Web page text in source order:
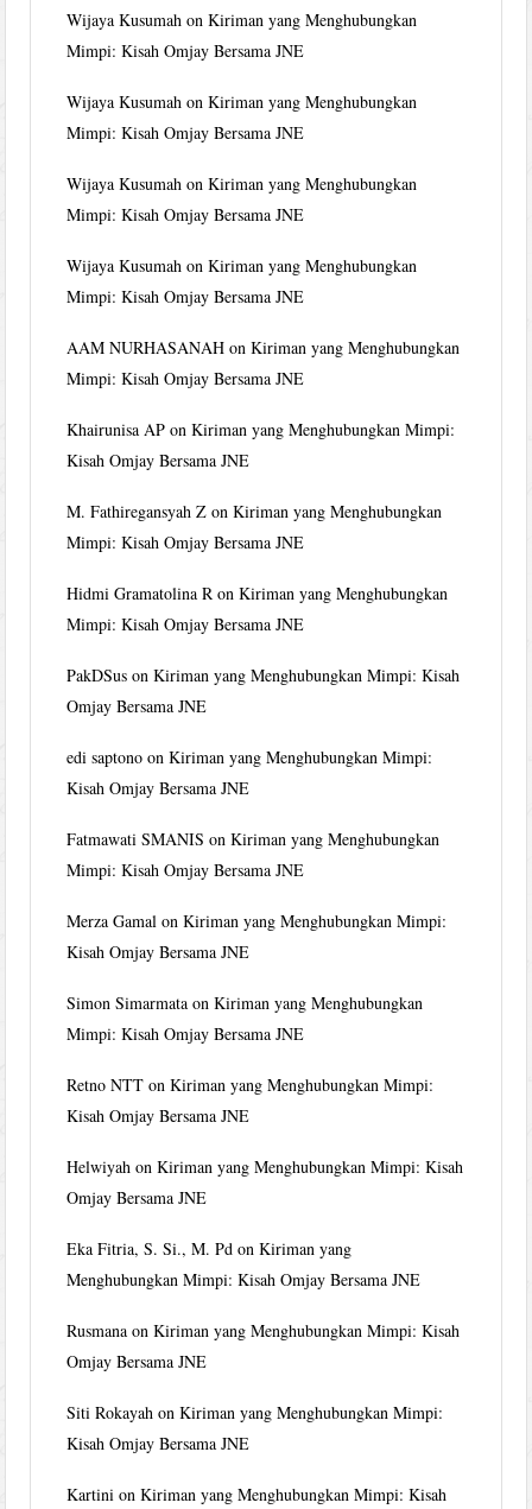
Wijaya Kusumah onKiriman yang Menghubungkan
Mimpi: Kisah Omjay Bersama JNE
Wijaya Kusumah onKiriman yang Menghubungkan
Mimpi: Kisah Omjay Bersama JNE
Wijaya Kusumah onKiriman yang Menghubungkan
Mimpi: Kisah Omjay Bersama JNE
Wijaya Kusumah onKiriman yang Menghubungkan
Mimpi: Kisah Omjay Bersama JNE
AAM NURHASANAH onKiriman yang Menghubungkan
Mimpi: Kisah Omjay Bersama JNE
Khairunisa AP onKiriman yang Menghubungkan Mimpi:
Kisah Omjay Bersama JNE
M. Fathiregansyah Z onKiriman yang Menghubungkan
Mimpi: Kisah Omjay Bersama JNE
Hidmi Gramatolina R onKiriman yang Menghubungkan
Mimpi: Kisah Omjay Bersama JNE
PakDSus onKiriman yang Menghubungkan Mimpi: Kisah
Omjay Bersama JNE
edi saptono onKiriman yang Menghubungkan Mimpi:
Kisah Omjay Bersama JNE
Fatmawati SMANIS onKiriman yang Menghubungkan
Mimpi: Kisah Omjay Bersama JNE
Merza Gamal onKiriman yang Menghubungkan Mimpi:
Kisah Omjay Bersama JNE
Simon Simarmata onKiriman yang Menghubungkan
Mimpi: Kisah Omjay Bersama JNE
Retno NTT onKiriman yang Menghubungkan Mimpi:
Kisah Omjay Bersama JNE
Helwiyah onKiriman yang Menghubungkan Mimpi: Kisah
Omjay Bersama JNE
Eka Fitria, S. Si., M. Pd onKiriman yang
Menghubungkan Mimpi: Kisah Omjay Bersama JNE
Rusmana onKiriman yang Menghubungkan Mimpi: Kisah
Omjay Bersama JNE
Siti Rokayah onKiriman yang Menghubungkan Mimpi:
Kisah Omjay Bersama JNE
Kartini onKiriman yang Menghubungkan Mimpi: Kisah